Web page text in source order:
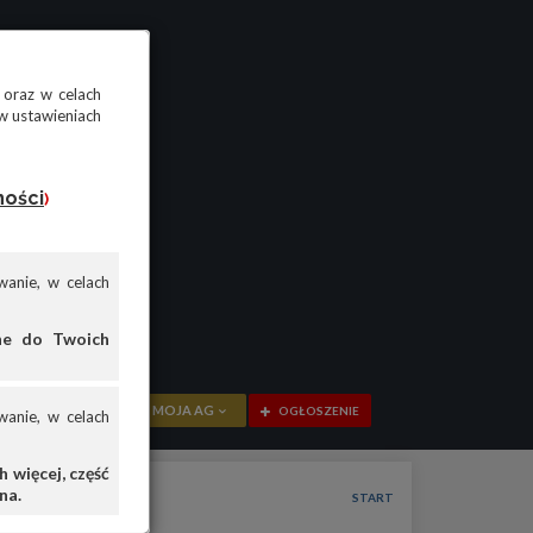
w celach
ustawieniach
)
w celach
do Twoich
w celach
więcej, część
MOJA AG
PRZEGLĄD
OGŁOSZENIE
START